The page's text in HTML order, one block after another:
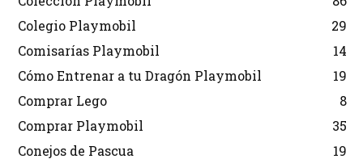
Colegio Playmobil
29
Comisarías Playmobil
14
Cómo Entrenar a tu Dragón Playmobil
19
Comprar Lego
8
Comprar Playmobil
35
Conejos de Pascua
19